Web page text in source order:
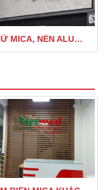
CHỮ MICA, NỀN ALUMI NGOÀI TRỜI